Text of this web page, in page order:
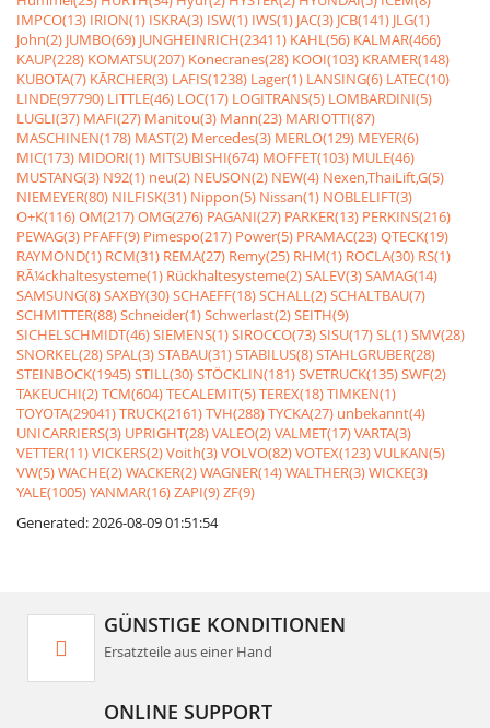
IMPCO(13) IRION(1) ISKRA(3) ISW(1) IWS(1) JAC(3) JCB(141) JLG(1)
John(2) JUMBO(69) JUNGHEINRICH(23411) KAHL(56) KALMAR(466)
KAUP(228) KOMATSU(207) Konecranes(28) KOOI(103) KRAMER(148)
KUBOTA(7) KÃRCHER(3) LAFIS(1238) Lager(1) LANSING(6) LATEC(10)
LINDE(97790) LITTLE(46) LOC(17) LOGITRANS(5) LOMBARDINI(5)
LUGLI(37) MAFI(27) Manitou(3) Mann(23) MARIOTTI(87)
MASCHINEN(178) MAST(2) Mercedes(3) MERLO(129) MEYER(6)
MIC(173) MIDORI(1) MITSUBISHI(674) MOFFET(103) MULE(46)
MUSTANG(3) N92(1) neu(2) NEUSON(2) NEW(4) Nexen,ThaiLift,G(5)
NIEMEYER(80) NILFISK(31) Nippon(5) Nissan(1) NOBLELIFT(3)
O+K(116)OM(217)OMG(276) PAGANI(27) PARKER(13) PERKINS(216)
PEWAG(3) PFAFF(9) Pimespo(217) Power(5) PRAMAC(23)QTECK(19)
RAYMOND(1) RCM(31) REMA(27) Remy(25) RHM(1) ROCLA(30) RS(1)
RÃ¼ckhaltesysteme(1) Rückhaltesysteme(2)SALEV(3)SAMAG(14)
SAMSUNG(8)SAXBY(30)SCHAEFF(18)SCHALL(2)SCHALTBAU(7)
SCHMITTER(88)Schneider(1)Schwerlast(2)SEITH(9)
SICHELSCHMIDT(46)SIEMENS(1)SIROCCO(73)SISU(17)SL(1)SMV(28)
SNORKEL(28)SPAL(3)STABAU(31)STABILUS(8)STAHLGRUBER(28)
STEINBOCK(1945)STILL(30)STÖCKLIN(181)SVETRUCK(135)SWF(2)
TAKEUCHI(2)TCM(604)TECALEMIT(5)TEREX(18)TIMKEN(1)
TOYOTA(29041)TRUCK(2161)TVH(288)TYCKA(27) unbekannt(4)
UNICARRIERS(3) UPRIGHT(28)VALEO(2)VALMET(17)VARTA(3)
VETTER(11)VICKERS(2)Voith(3)VOLVO(82)VOTEX(123)VULKAN(5)
VW(5)WACHE(2)WACKER(2)WAGNER(14)WALTHER(3)WICKE(3)
YALE(1005)YANMAR(16)ZAPI(9)ZF(9)
Generated: 2026-08-09 01:51:54
GÜNSTIGE KONDITIONEN
Ersatzteile aus einer Hand
ONLINE SUPPORT